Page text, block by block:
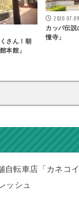
さん！朝
本館」
2020.07.09
カッパ伝
憧寺」
索:
自転車店「カネコ
ッシュ